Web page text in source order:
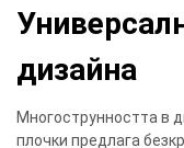
дизайна
Многострунността в
плочки предлага